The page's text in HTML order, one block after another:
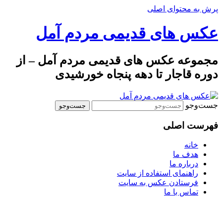
پرش به محتوای اصلی
عکس های قدیمی مردم آمل
مجموعه عکس های قدیمی مردم آمل – از
دوره قاجار تا دهه پنجاه خورشیدی
جست‌وجو
فهرست اصلی
خانه
هدف ما
درباره ما
راهنمای استفاده از سایت
فرستادن عکس به سایت
تماس با ما